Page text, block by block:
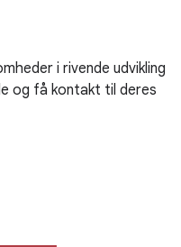
i rivende udvikling
og få kontakt til deres